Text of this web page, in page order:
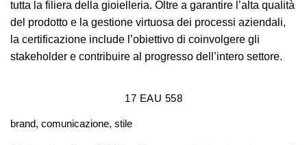
tutta la filiera della gioielleria. Oltre a garantire l’alta qualità
del prodotto e la gestione virtuosa dei processi aziendali,
la certificazione include l’obiettivo di coinvolgere gli
stakeholder e contribuire al progresso dell’intero settore.
17 EAU 558
brand, comunicazione, stile